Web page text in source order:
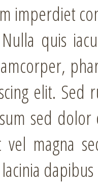
imperdiet
quis
elit. Sed
sed
vel magna